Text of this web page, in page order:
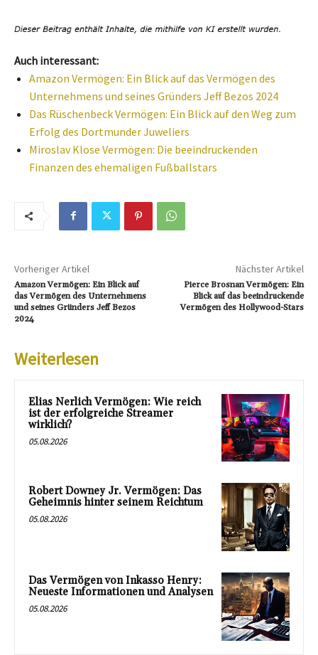
Auch interessant:
Amazon Vermögen: Ein Blick auf das Vermögen des
Unternehmens und seines Gründers Jeff Bezos 2024
Das Rüschenbeck Vermögen: Ein Blick auf den Weg zum
Erfolg des Dortmunder Juweliers
Miroslav Klose Vermögen: Die beeindruckenden
Finanzen des ehemaligen Fußballstars
Vorheriger Artikel
Amazon Vermögen: Ein Blick auf
das Vermögen des Unternehmens
und seines Gründers Jeff Bezos
2024
Nächster Artikel
Pierce Brosnan Vermögen: Ein
Blick auf das beeindruckende
Vermögen des Hollywood-Stars
Weiterlesen
Elias Nerlich Vermögen: Wie reich
ist der erfolgreiche Streamer
wirklich?
05.08.2026
Robert Downey Jr. Vermögen: Das
Geheimnis hinter seinem Reichtum
05.08.2026
Das Vermögen von Inkasso Henry:
Neueste Informationen und Analysen
05.08.2026